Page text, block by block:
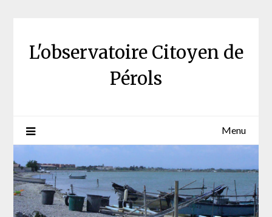
L'observatoire Citoyen de
Pérols
Menu